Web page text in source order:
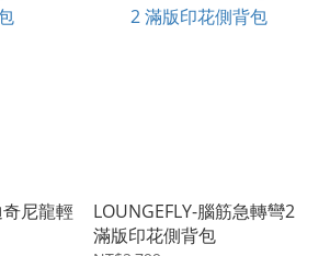
奇尼龍輕
LOUNGEFLY-腦筋急轉彎2
滿版印花側背包